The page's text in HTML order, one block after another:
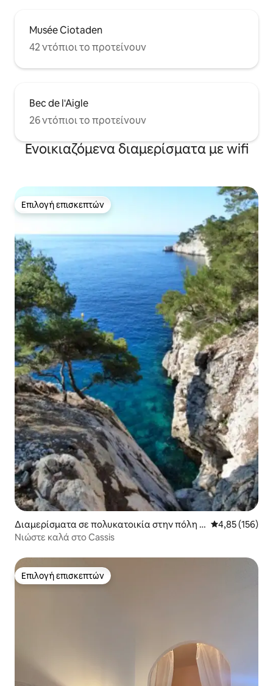
Musée Ciotaden
42 ντόπιοι το προτείνουν
Bec de l'Aigle
26 ντόπιοι το προτείνουν
Ενοικιαζόμενα διαμερίσματα με wifi
Επιλογή επισκεπτών
Επιλογή επισκεπτών
Διαμερίσματα σε πολυκατοικία στην πόλη C
assis
Μέση
4,85 (156)
Νιώστε καλά στο Cassis
Επιλογή επισκεπτών
Επιλογή επισκεπτών